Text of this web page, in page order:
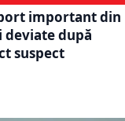
important din
deviate după
suspect